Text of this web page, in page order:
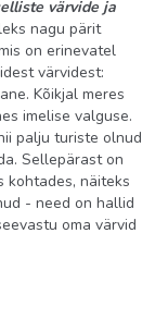
värvide ja
nagu pärit
on erinevatel
värvidest:
Kõikjal meres
imelise valguse.
palju turiste olnud
Sellepärast on
kohtades, näiteks
- need on hallid
oma värvid